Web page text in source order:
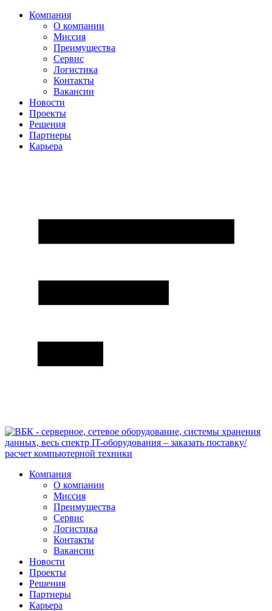
Компания
О компании
Миссия
Преимущества
Сервис
Логистика
Контакты
Вакансии
Новости
Проекты
Решения
Партнеры
Карьера
Компания
О компании
Миссия
Преимущества
Сервис
Логистика
Контакты
Вакансии
Новости
Проекты
Решения
Партнеры
Карьера